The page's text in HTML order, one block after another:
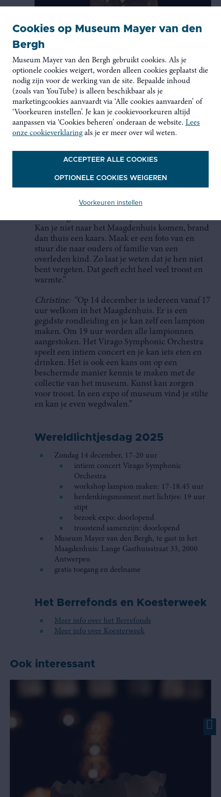
Cookies op Museum Mayer van den
Bergh
Museum Mayer van den Bergh gebruikt cookies. Als je
optionele cookies weigert, worden alleen cookies geplaatst die
nodig zijn voor de werking van de site. Bepaalde inhoud
(zoals van YouTube) is alleen beschikbaar als je
marketingcookies aanvaardt via ‘Alle cookies aanvaarden’ of
‘Voorkeuren instellen’. Je kan je cookievoorkeuren altijd
aanpassen via ‘Cookies beheren’ onderaan de website. Lees
onze cookieverklaringals je er meer over wil weten.
ACCEPTEER ALLE COOKIES
OPTIONELE COOKIES WEIGEREN
Voorkeuren instellen
Op Wereldlichtjesdag organiseren jullie een
herdenking in het Maagdenhuis, de gastlocatie
van Museum Mayer van den Bergh. Wat betekent
zo’n moment voor wie een kind verloor?
Christine:“Heel veel. Ouders willen dat er over
hun kind gepraat wordt, maar ze vinden vaak de
is het gesprek openen soms moeilijk.
een kind dat gemist wordt onder de aandacht te
brengen. Het is dus zeker niet alleen een dag
het een aanleiding om tijdens de donkere
winterdagen stil te staan bij overleden kinderen.
Kan je niet naar het Maagdenhuis komen, brand
dan thuis een kaars. Maak er een foto van en
stuur die naar ouders of familie van een
overleden kind. Zo laat je weten dat je hen niet
bent vergeten. Dat geeft echt heel veel troost en
warmte.”
Christine: “Op 14 december is iedereen vanaf 17
uur welkom in het Maagdenhuis. Er is een
gegidste rondleiding en je kan zelf een lampion
maken. Om 19 uur worden alle lampionnen
aangestoken. Het Virago Symphonic Orchestra
speelt een intiem concert en je kan iets eten en
drinken. Het is ook een kans om op een
beschermde manier kennis te maken met de
collectie van het museum. Kunst kan zorgen
voor troost. In een expo of museum vind je stilte
en kan je even wegdwalen.”
Wereldlichtjesdag 2025
Zondag 14 december, 17-20 uur
intiem concert Virago Symphonic
Orchestra
workshop lampion maken: 17-18.45 uur
herdenkingsmoment met lichtjes: 19 uur
stipt
bezoek expo: doorlopend
troostend samenzijn: doorlopend
Museum Mayer van den Bergh, te gast in het
Maagdenhuis: Lange Gasthuisstraat 33, 2000
Antwerpen
gratis toegang en deelname
Het Berrefonds en Koesterweek
Meer info over het Berrefonds
Meer info over Koesterweek
Ook interessant